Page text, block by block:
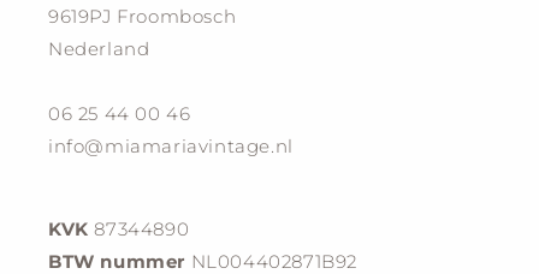
9619PJ Froombosch
Nederland
06 25 44 00 46
info@miamariavintage.nl
KVK 87344890
BTW nummer NL004402871B92